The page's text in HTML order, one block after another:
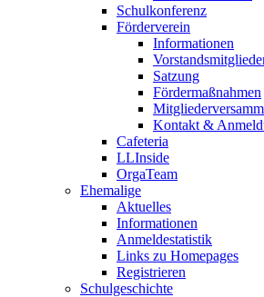
Schulkonferenz
Förderverein
Informationen
Satzung
Fördermaßnahmen
Kontakt &
Cafeteria
LLInside
OrgaTeam
Ehemalige
Aktuelles
Informationen
Anmeldestatistik
Links zu Homepages
Registrieren
Schulgeschichte